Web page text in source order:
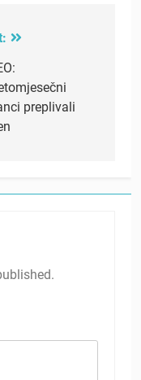
preplivali